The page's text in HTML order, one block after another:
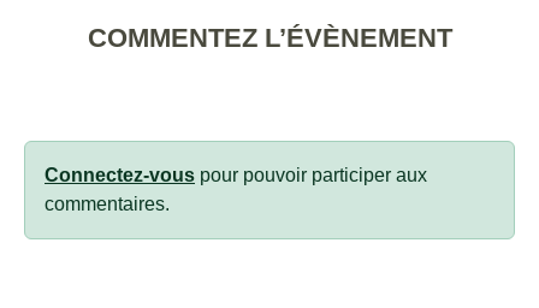
COMMENTEZ L’ÉVÈNEMENT
Connectez-vous pour pouvoir participer aux
commentaires.